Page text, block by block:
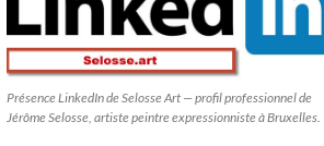
Présence LinkedIn de Selosse Art — profil professionnel de
Jérôme Selosse, artiste peintre expressionniste à Bruxelles.